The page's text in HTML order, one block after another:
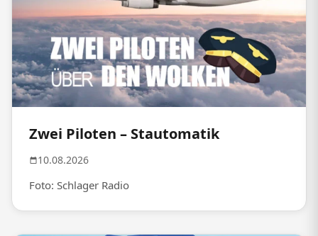
Zwei Piloten – Stautomatik
10.08.2026
Foto: Schlager Radio